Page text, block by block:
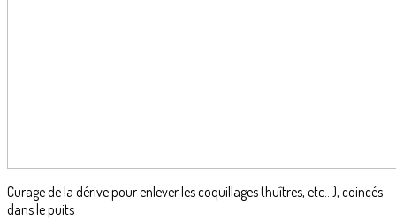
Curage de la dérive pour enlever les coquillages (huîtres, etc…), coincés
dans le puits